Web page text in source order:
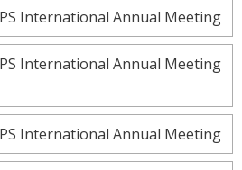
International Annual Meeting
International Annual Meeting
International Annual Meeting